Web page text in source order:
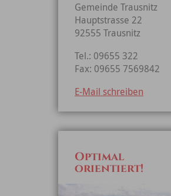
Gemeinde Trausnitz
Hauptstrasse 22
92555 Trausnitz
Tel.: 09655 322
Fax: 09655 7569842
E-Mail schreiben
Optimal
orientiert!